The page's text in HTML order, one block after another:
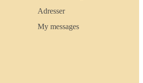
Adresser
My messages